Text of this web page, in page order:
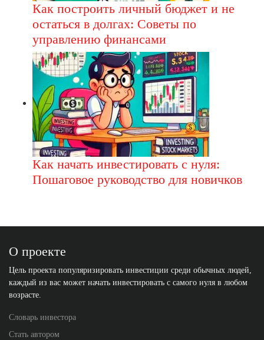
Как построить личный бюджет и не
остаться в долгах: Советы по
управлению финансами
Как начать инвестировать с нуля:
Пошаговое руководство для новичков
О проекте
Цель проекта популяризировать инвестиции среди обычных людей,
каждый из вас может начать инвестировать с самого нуля в любом
возрасте.
Словарь инвестора
Стать автором